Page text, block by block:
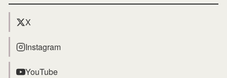
X
Instagram
YouTube